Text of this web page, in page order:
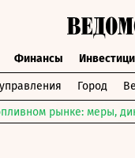
Финансы
Город
рынке: меры,